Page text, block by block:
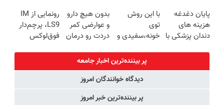
درمانش کن
پایان دغدغه
هزینه های
دندان پزشکی با
با این روش
توی
خونه،سفیدی و
برگردون
(40%off)
بدون هیچ دارو
و عوارضی کمر
دردت رو درمان
(پرسش‌نامه)
رونمایی از IM
LS9، پرچم‌دار
فوق‌لوکس
پر بیننده‌ترین اخبار جامعه
دیدگاه خوانندگان امروز
پر بیننده‌ترین خبر امروز